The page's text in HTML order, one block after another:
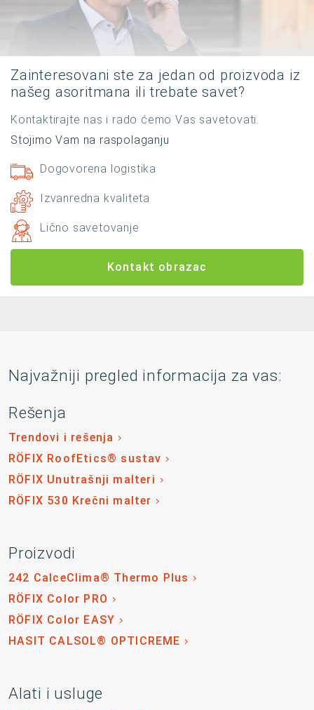
Zainteresovani ste za jedan od proizvoda iz
našeg asoritmana ili trebate savet?
Kontaktirajte nas i rado ćemo Vas savetovati.
Stojimo Vam na raspolaganju
Dogovorena logistika
Izvanredna kvaliteta
Lično savetovanje
Kontakt obrazac
Najvažniji pregled informacija za vas:
Rešenja
Trendovi i rešenja
RÖFIX RoofEtics® sustav
RÖFIX Unutrašnji malteri
RÖFIX 530 Krečni malter
Proizvodi
242 CalceClima® Thermo Plus
RÖFIX Color PRO
RÖFIX Color EASY
HASIT CALSOL® OPTICREME
Alati i usluge